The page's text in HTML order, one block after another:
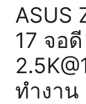
ASUS
17 จอดี
ทำงาน